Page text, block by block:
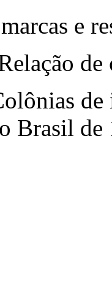
e
de
de
Brasil